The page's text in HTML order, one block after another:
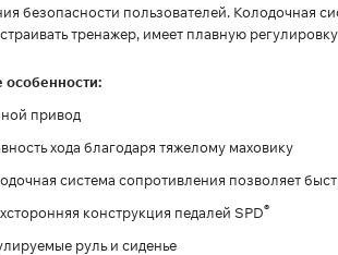
безопасности пользователей. Колодочная
тренажер, имеет плавную
привод
хода благодаря тяжелому маховику
система сопротивления позволяет
конструкция педалей SPD®
руль и сиденье